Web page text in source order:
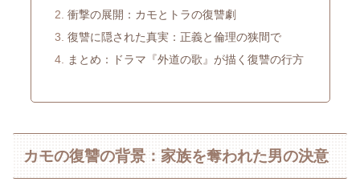
衝撃の展開：カモとトラの復讐劇
復讐に隠された真実：正義と倫理の狭間で
まとめ：ドラマ『外道の歌』が描く復讐の行方
カモの復讐の背景：家族を奪われた男の決意